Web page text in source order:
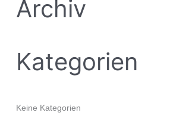
Archiv
Kategorien
Keine Kategorien